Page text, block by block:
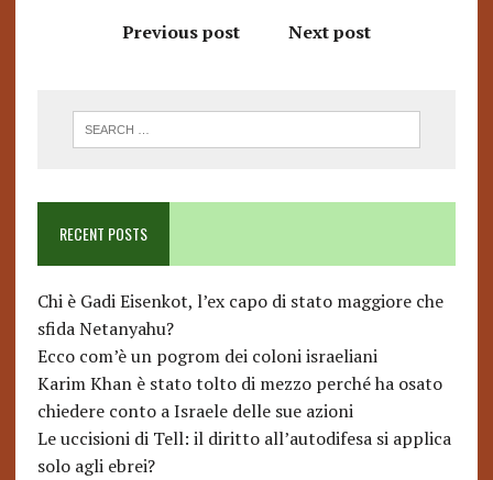
Previous post Next post
RECENT POSTS
Chi è Gadi Eisenkot, l’ex capo di stato maggiore che
sfida Netanyahu?
Ecco com’è un pogrom dei coloni israeliani
Karim Khan è stato tolto di mezzo perché ha osato
chiedere conto a Israele delle sue azioni
Le uccisioni di Tell: il diritto all’autodifesa si applica
solo agli ebrei?